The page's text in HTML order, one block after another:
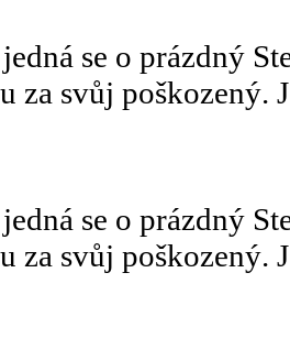
se o prázdný
za svůj poškozený.
se o prázdný
za svůj poškozený.